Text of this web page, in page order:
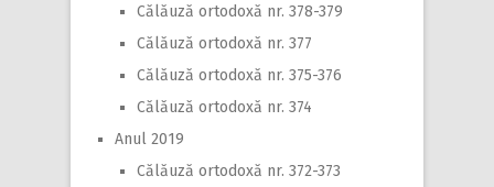
Călăuză ortodoxă nr. 378-379
Călăuză ortodoxă nr. 377
Călăuză ortodoxă nr. 375-376
Călăuză ortodoxă nr. 374
Anul 2019
Călăuză ortodoxă nr. 372-373